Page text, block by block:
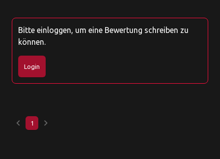
Bitte einloggen, um eine Bewertung schreiben zu
können.
Login
keyboard_arrow_left 1 keyboard_arrow_right